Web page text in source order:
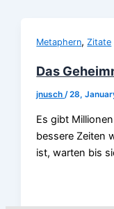
Metaphern,Zitate
Das
jnusch/28,
Es gibt
bessere Zeiten
ist, warten bis